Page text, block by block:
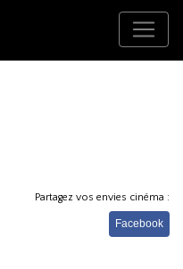
Partagez vos envies cinéma :
Facebook